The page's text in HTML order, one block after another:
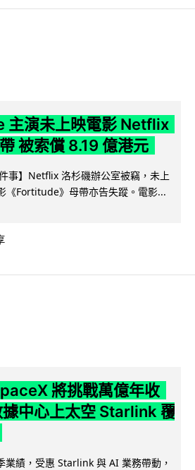
主演未上映電影 Netflix
被索償 8.19 億港元
事】Netflix 洛杉磯辦公室被竊，未上
《Fortitude》母帶亦告失蹤。電影...
將挑戰萬億年收
據中心上太空 Starlink 覆
業績，受惠 Starlink 與 AI 業務帶動，